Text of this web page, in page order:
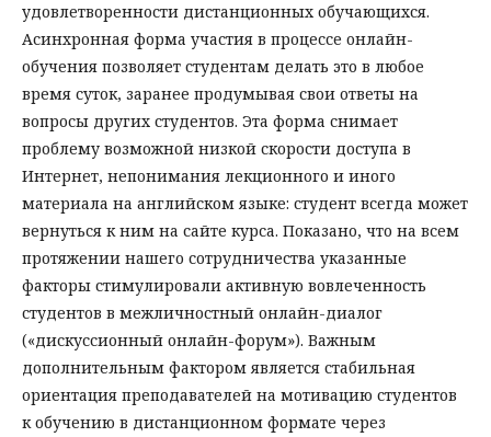
удовлетворенности дистанционных обучающихся.
Асинхронная форма участия в процессе онлайн-
обучения позволяет студентам делать это в любое
время суток, заранее продумывая свои ответы на
вопросы других студентов. Эта форма снимает
проблему возможной низкой скорости доступа в
Интернет, непонимания лекционного и иного
материала на английском языке: студент всегда может
вернуться к ним на сайте курса. Показано, что на всем
протяжении нашего сотрудничества указанные
факторы стимулировали активную вовлеченность
студентов в межличностный онлайн-диалог
(«дискуссионный онлайн-форум»). Важным
дополнительным фактором является стабильная
ориентация преподавателей на мотивацию студентов
к обучению в дистанционном формате через